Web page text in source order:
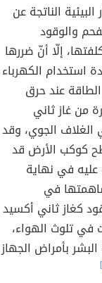
الناتجة عن
والوقود
إلّا أنّ ضررها
استخدام الكهرباء
الطاقة عند حرق
من غاز ثاني
الجوي، وقد
كوكب الأرض قد
كانت عليه في نهاية
في
كغاز ثاني أكسيد
في تلوث الهواء،
بأمراض الجهاز